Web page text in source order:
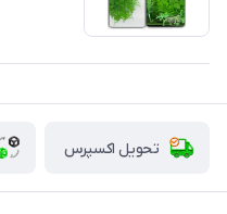
تحویل اکسپرس